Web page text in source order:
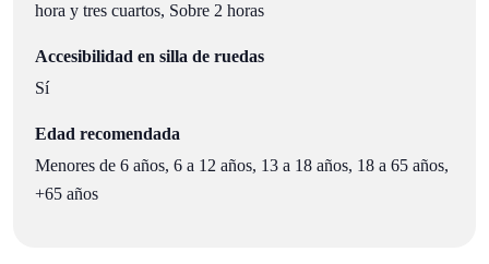
hora y tres cuartos, Sobre 2 horas
Accesibilidad en silla de ruedas
Sí
Edad recomendada
Menores de 6 años, 6 a 12 años, 13 a 18 años, 18 a 65 años,
+65 años